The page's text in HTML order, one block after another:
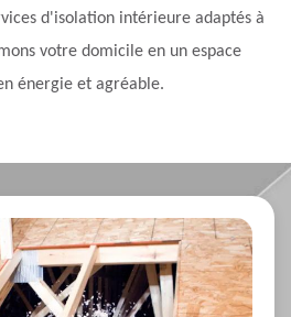
d'isolation intérieure adaptés à
votre domicile en un espace
énergie et agréable.